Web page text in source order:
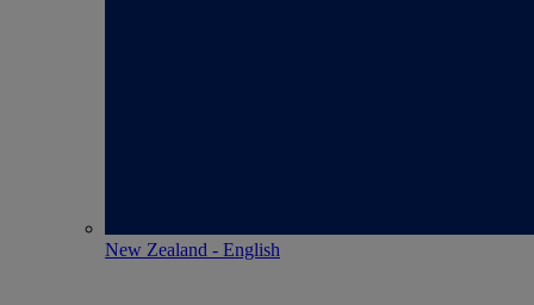
New Zealand - English